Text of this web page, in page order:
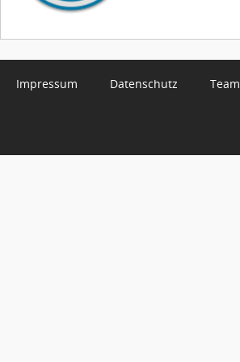
Impressum Datenschutz Team